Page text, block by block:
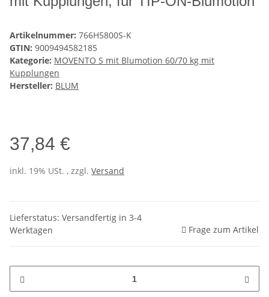
Artikelnummer: 766H5800S-K
GTIN: 9009494582185
Kategorie: MOVENTO S mit Blumotion 60/70 kg mit
Kupplungen
Hersteller: BLUM
37,84 €
inkl. 19% USt. , zzgl. Versand
Lieferstatus: Versandfertig in 3-4
Werktagen
Frage zum Artikel